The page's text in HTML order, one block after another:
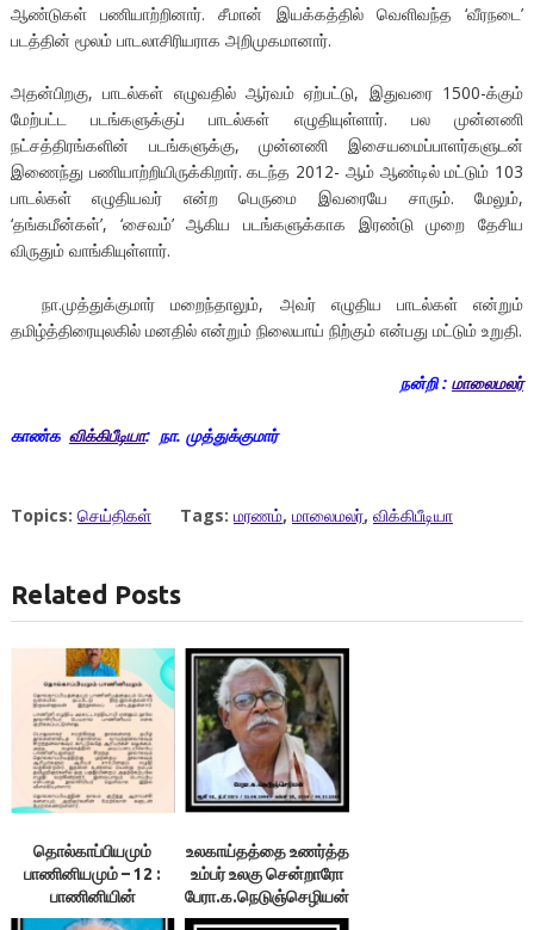
ஆண்டுகள் பணியாற்றினார். சீமான் இயக்கத்தில் வெளிவந்த ‘வீரநடை’
படத்தின் மூலம் பாடலாசிரியராக அறிமுகமானார்.
அதன்பிறகு, பாடல்கள் எழுவதில் ஆர்வம் ஏற்பட்டு, இதுவரை 1500-க்கும்
மேற்பட்ட படங்களுக்குப் பாடல்கள் எழுதியுள்ளார். பல முன்னணி
நட்சத்திரங்களின் படங்களுக்கு, முன்னணி இசையமைப்பாளர்களுடன்
இணைந்து பணியாற்றியிருக்கிறார். கடந்த 2012- ஆம் ஆண்டில் மட்டும் 103
பாடல்கள் எழுதியவர் என்ற பெருமை இவரையே சாரும். மேலும்,
‘தங்கமீன்கள்’, ‘சைவம்’ ஆகிய படங்களுக்காக இரண்டு முறை தேசிய
விருதும் வாங்கியுள்ளார்.
நா.முத்துக்குமார் மறைந்தாலும், அவர் எழுதிய பாடல்கள் என்றும்
தமிழ்த்திரையுலகில் மனதில் என்றும் நிலையாய் நிற்கும் என்பது மட்டும் உறுதி.
நன்றி :மாலைமலர்
காண்க விக்கிபீடியா: நா. முத்துக்குமார்
Topics: செய்திகள் Tags: மரணம், மாலைமலர், விக்கிபீடியா
Related Posts
தொல்காப்பியமும்
பாணினியமும் – 12 :
பாணினியின்
வேர்ச்சொல்லாய்வு
உலகாய்தத்தை உணர்த்த
உம்பர் உலகு சென்றாரோ
பேரா.க.நெடுஞ்செழியன்!